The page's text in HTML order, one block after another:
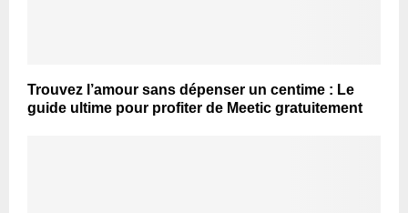
Trouvez l’amour sans dépenser un centime : Le
guide ultime pour profiter de Meetic gratuitement